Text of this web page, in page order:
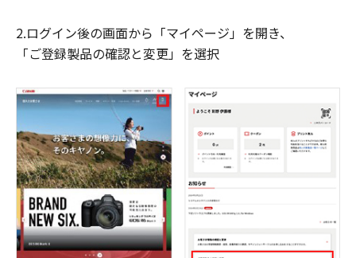
2.ログイン後の画面から「マイページ」を開き、
「ご登録製品の確認と変更」を選択